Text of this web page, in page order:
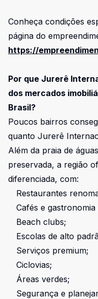
Conheça condições
página do
https://
Por que Jurerê
dos mercados
Brasil?
Poucos bairros
quanto Jurerê
Além da praia de
preservada, a região
diferenciada, com:
Restaurantes
Cafés e
Beach clubs;
Escolas de alto
Serviços premium;
Ciclovias;
Áreas verdes;
Segurança e